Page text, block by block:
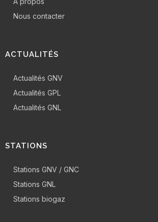
Nous contacter
ACTUALITÉS
Actualités GNV
Actualités GPL
Actualités GNL
STATIONS
Stations GNV / GNC
Stations GNL
Stations biogaz